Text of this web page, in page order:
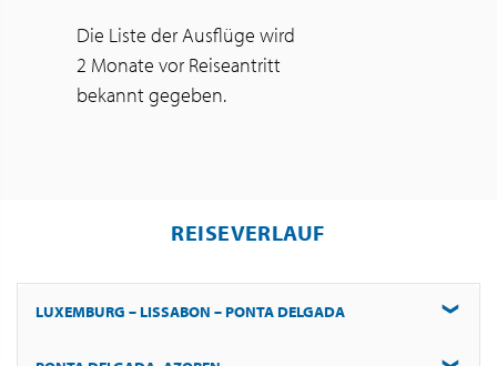
Die Liste der Ausflüge wird
2 Monate vor Reiseantritt
bekannt gegeben.
REISEVERLAUF
LUXEMBURG – LISSABON – PONTA DELGADA